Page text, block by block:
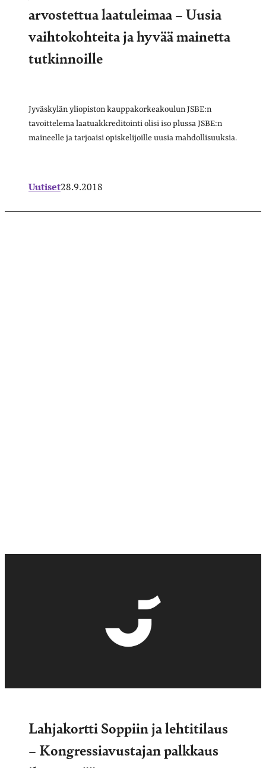
arvostettua laatuleimaa – Uusia
vaihtokohteita ja hyvää mainetta
tutkinnoille
Jyväskylän yliopiston kauppakorkeakoulun JSBE:n
tavoittelema laatuakkreditointi olisi iso plussa JSBE:n
maineelle ja tarjoaisi opiskelijoille uusia mahdollisuuksia.
Uutiset28.9.2018
Lahjakortti Soppiin ja lehtitilaus
– Kongressiavustajan palkkaus